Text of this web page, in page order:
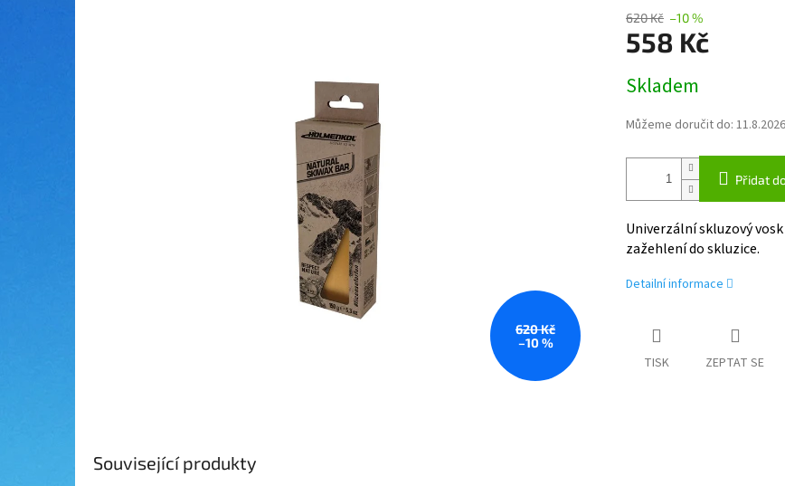
620 Kč
–10 %
620 Kč –10 %
558 Kč
cena:
Skladem
Můžeme doručit do: 11.8.2026
Přidat
Univerzální skluzový
zažehlení do skluzice.
Detailní informace
TISK ZEPTAT SE
Související produkty